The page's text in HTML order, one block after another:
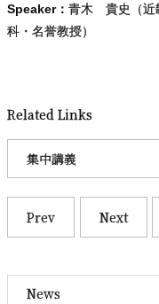
News
Speaker： 青木 貴史（近
科・名誉教授）
Related Links
集中講義
Prev Next